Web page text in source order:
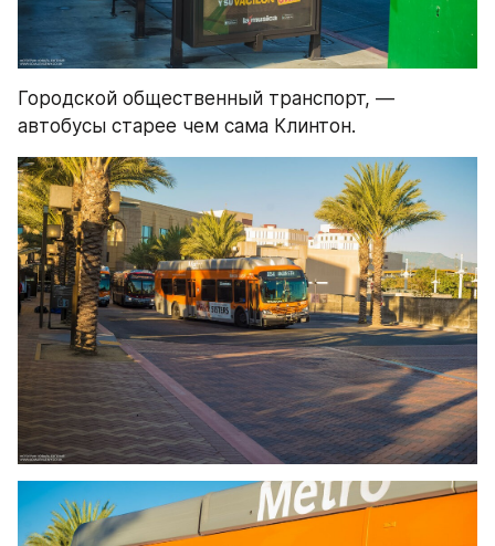
Городской общественный транспорт, —
автобусы старее чем сама Клинтон.